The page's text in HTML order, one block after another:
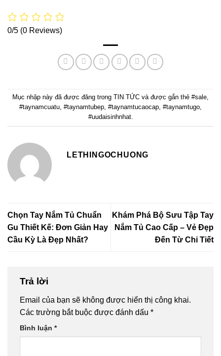
0/5 (0 Reviews)
Mục nhập này đã được đăng trong TIN TỨC và được gắn thẻ #sale
#taynamcuatu #taynamtubep #taynamtucaocap #taynamtugo
#uudaisinhnhat.
LETHINGOCHUONG
Chọn Tay Nắm Tủ Chuẩn
Gu Thiết Kế: Đơn Giản Hay
Cầu Kỳ Là Đẹp Nhất?
Khám Phá Bộ Sưu Tập Tay
Nắm Tủ Cao Cấp – Vẻ Đẹp
Đến Từ Chi Tiết
Trả lời
Email của bạn sẽ không được hiển thị công khai.
Các trường bắt buộc được đánh dấu *
Bình luận *